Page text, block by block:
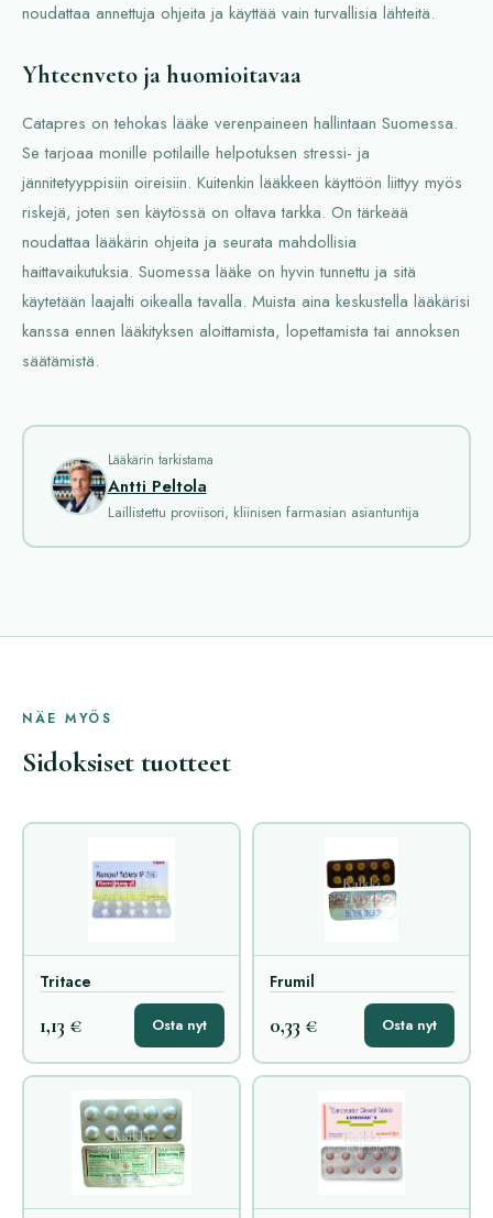
noudattaa annettuja ohjeita ja käyttää vain turvallisia lähteitä.
Yhteenveto ja huomioitavaa
Catapres on tehokas lääke verenpaineen hallintaan Suomessa.
Se tarjoaa monille potilaille helpotuksen stressi- ja
jännitetyyppisiin oireisiin. Kuitenkin lääkkeen käyttöön liittyy myös
riskejä, joten sen käytössä on oltava tarkka. On tärkeää
noudattaa lääkärin ohjeita ja seurata mahdollisia
haittavaikutuksia. Suomessa lääke on hyvin tunnettu ja sitä
käytetään laajalti oikealla tavalla. Muista aina keskustella lääkärisi
kanssa ennen lääkityksen aloittamista, lopettamista tai annoksen
säätämistä.
Lääkärin tarkistama
Antti Peltola
Laillistettu proviisori, kliinisen farmasian asiantuntija
NÄE MYÖS
Sidoksiset tuotteet
Tritace
1,13 € Osta nyt
Frumil
0,33 € Osta nyt